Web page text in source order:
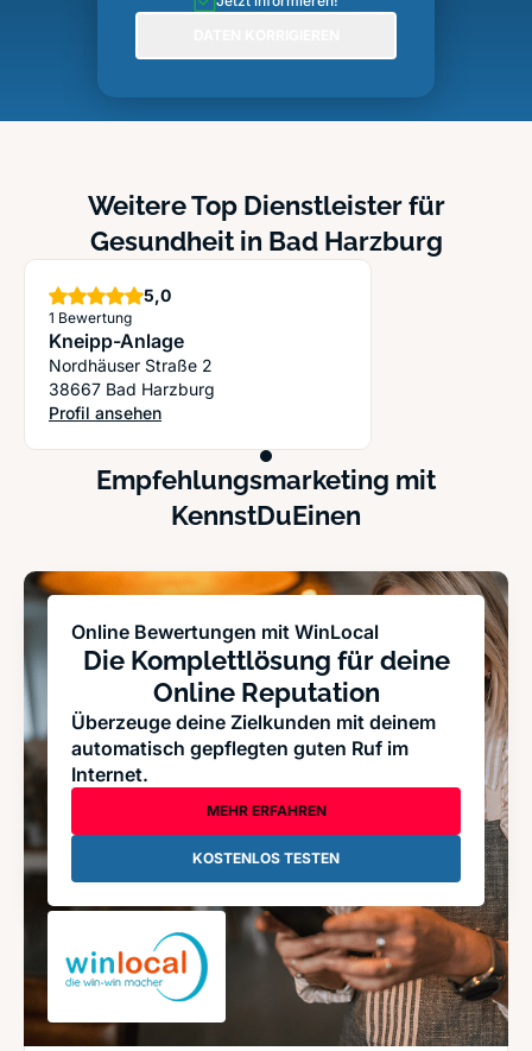
Weitere Top Dienstleister für
Gesundheit in Bad Harzburg
5,0Sterne
1 Bewertung
Kneipp-Anlage
Nordhäuser Straße 2
38667 Bad Harzburg
Profil ansehen
: Kneipp-Anlage
Empfehlungsmarketing mit
KennstDuEinen
Online Bewertungen mit WinLocal
Die Komplettlösung für deine
Online Reputation
Überzeuge deine Zielkunden mit deinem
automatisch gepflegten guten Ruf im
Internet.
MEHR ERFAHREN
KOSTENLOS TESTEN